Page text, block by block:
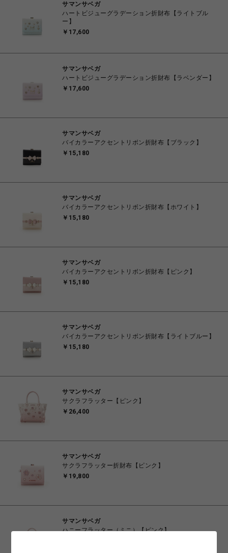
サマンサベガ
ハートビジューグラデーション折財布【ライトブル
ー】
￥17,600
サマンサベガ
ハートビジューグラデーション折財布【ラベンダー】
￥17,600
サマンサベガ
バイカラーアクセントリボン折財布【ブラック】
￥15,180
サマンサベガ
バイカラーアクセントリボン折財布【ホワイト】
￥15,180
サマンサベガ
バイカラーアクセントリボン折財布【ピンク】
￥15,180
サマンサベガ
バイカラーアクセントリボン折財布【ライトブルー】
￥15,180
サマンサベガ
サクラフラッター【ピンク】
￥26,400
サマンサベガ
サクラフラッター折財布【ピンク】
￥19,800
サマンサベガ
ハニーフラッター（ミニ）【ピンク】